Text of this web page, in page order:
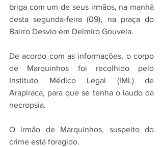
briga com um de seus irmãos, na manhã
desta segunda-feira (09), na praça do
Bairro Desvio em Delmiro Gouveia.
De acordo com as informações, o corpo
de Marquinhos foi recolhido pelo
Instituto Médico Legal (IML) de
Arapiraca, para que se tenha o laudo da
necropsia.
O irmão de Marquinhos, suspeito do
crime está foragido.